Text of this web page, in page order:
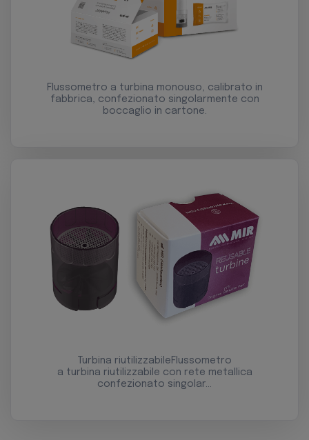
Flussometro a turbina monouso, calibrato in
fabbrica, confezionato singolarmente con
boccaglio in cartone.
Turbina riutilizzabileFlussometro
a turbina riutilizzabile con rete metallica
confezionato singolar…